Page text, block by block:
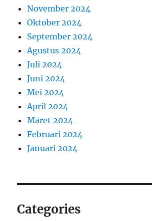
November 2024
Oktober 2024
September 2024
Agustus 2024
Juli 2024
Juni 2024
Mei 2024
April 2024
Maret 2024
Februari 2024
Januari 2024
Categories